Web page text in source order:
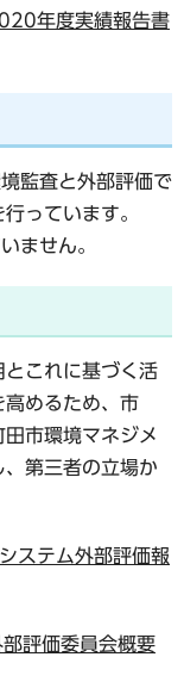
年度実績報告書
監査と外部評価で
っています。
ません。
とこれに基づく活
高めるため、市
市環境マネジメ
第三者の立場か
ステム外部評価報
評価委員会概要